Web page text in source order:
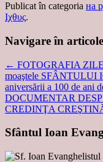
Publicat în categoria на
Ιχθυς.
Navigare în articole
← FOTOGRAFIA
moaştele SFÂNTULUI
aniversării a 100 de ani
DOCUMENTAR
CREDINŢA
Sfântul Ioan